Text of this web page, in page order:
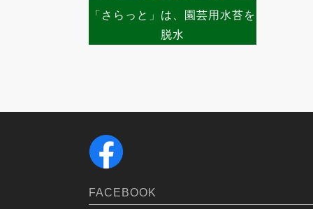
「さらっと」は、園芸用水苔を
脱水
FACEBOOK